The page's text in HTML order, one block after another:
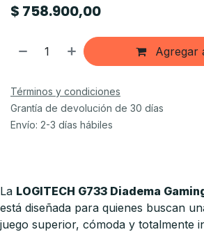
$ 758.900,00
Agregar
Términos y condiciones
Grantía de devolución de 30 días
Envío: 2-3 días hábiles
La LOGITECH G733 Diadema
está diseñada para quienes buscan
juego superior, cómoda y totalmente